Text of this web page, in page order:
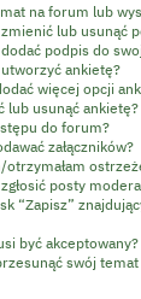
na forum lub
lub usunąć
podpis do
ankietę?
więcej opcji
lub usunąć ankietę?
do forum?
załączników?
otrzymałam
posty
“Zapisz”
być akceptowany?
swój